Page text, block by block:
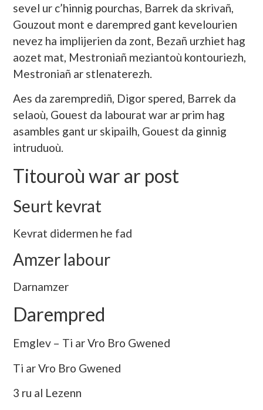
sevel ur c’hinnig pourchas, Barrek da skrivañ,
Gouzout mont e darempred gant kevelourien
nevez ha implijerien da zont, Bezañ urzhiet hag
aozet mat, Mestroniañ meziantoù kontouriezh,
Mestroniañ ar stlenaterezh.
Aes da zaremprediñ, Digor spered, Barrek da
selaoù, Gouest da labourat war ar prim hag
asambles gant ur skipailh, Gouest da ginnig
intruduoù.
Titouroù war ar post
Seurt kevrat
Kevrat didermen he fad
Amzer labour
Darnamzer
Darempred
Emglev – Ti ar Vro Bro Gwened
Ti ar Vro Bro Gwened
3 ru al Lezenn